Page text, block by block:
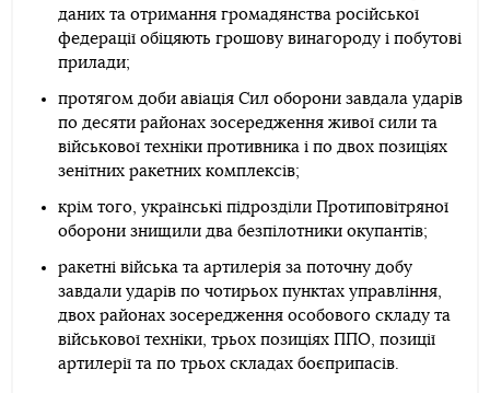
даних та отримання громадянства російської
федерації обіцяють грошову винагороду і побутові
прилади;
протягом доби авіація Сил оборони завдала ударів
по десяти районах зосередження живої сили та
військової техніки противника і по двох позиціях
зенітних ракетних комплексів;
крім того, українські підрозділи Протиповітряної
оборони знищили два безпілотники окупантів;
ракетні війська та артилерія за поточну добу
завдали ударів по чотирьох пунктах управління,
двох районах зосередження особового складу та
військової техніки, трьох позиціях ППО, позиції
артилерії та по трьох складах боєприпасів.